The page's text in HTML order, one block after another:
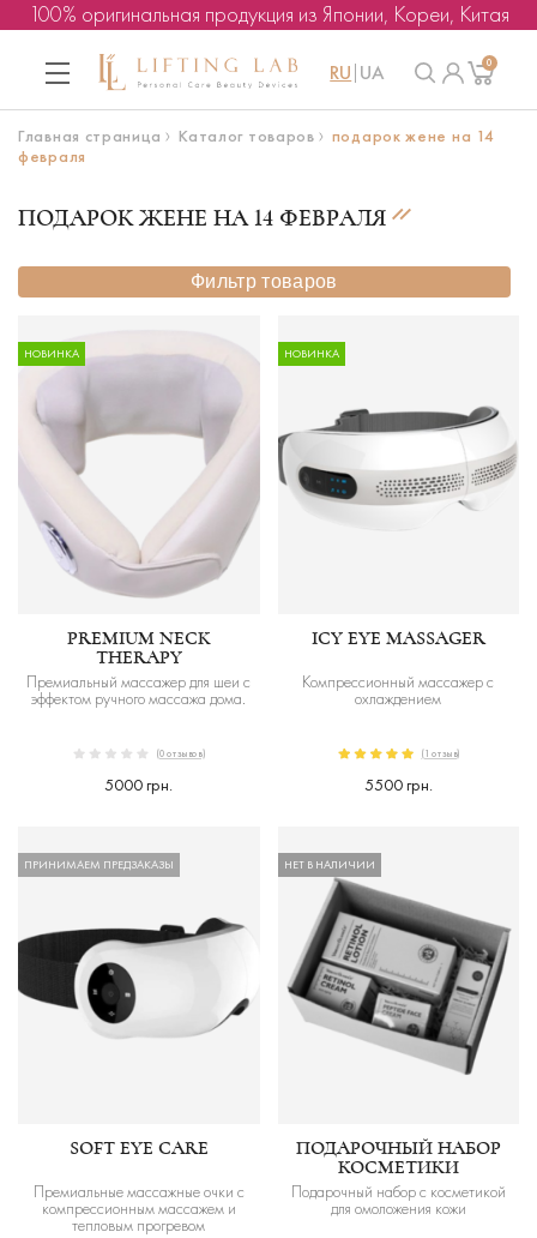
100% оригинальная продукция из Японии, Кореи, Китая
RU UA 0
Главная страница Каталог товаров
подарок жене на 14
февраля
ПОДАРОК ЖЕНЕ НА 14 ФЕВРАЛЯ
Фильтр товаров
НОВИНКА
PREMIUM NECK
THERAPY
Премиальный массажер для шеи с
эффектом ручного массажа дома.
(0 отзывов)
5000 грн.
НОВИНКА
ICY EYE MASSAGER
Компрессионный массажер с
охлаждением
(1 отзыв)
5500 грн.
ПРИНИМАЕМ ПРЕДЗАКАЗЫ
SOFT EYE CARE
Премиальные массажные очки с
компрессионным массажем и
тепловым прогревом
НЕТ В НАЛИЧИИ
ПОДАРОЧНЫЙ НАБОР
КОСМЕТИКИ
Подарочный набор с косметикой
для омоложения кожи